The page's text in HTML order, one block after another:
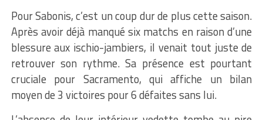
Pour Sabonis, c’est un coup dur de plus cette saison.
Après avoir déjà manqué six matchs en raison d’une
blessure aux ischio-jambiers, il venait tout juste de
retrouver son rythme. Sa présence est pourtant
cruciale pour Sacramento, qui affiche un bilan
moyen de 3 victoires pour 6 défaites sans lui.